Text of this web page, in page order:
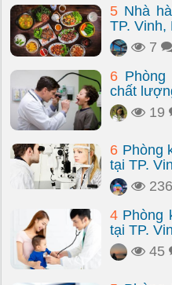
5 Nhà
TP. Vinh,
7
6
chất
19
6 Phòng
tại TP.
236
4 Phòng
tại TP.
45